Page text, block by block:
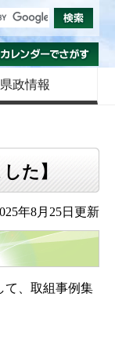
織でさがす
県政情報
た】
年8月25日更新
て、取組事例集